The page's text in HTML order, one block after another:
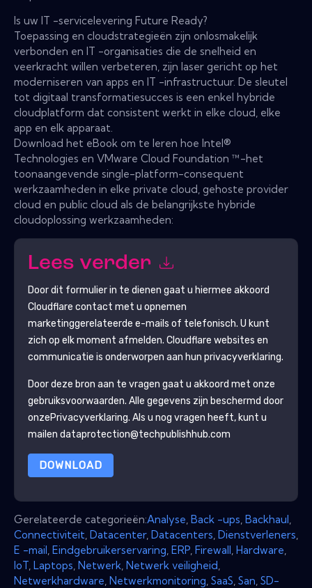
Is uw IT -servicelevering Future Ready?
Toepassing en cloudstrategieën zijn onlosmakelijk
verbonden en IT -organisaties die de snelheid en
veerkracht willen verbeteren, zijn laser gericht op het
moderniseren van apps en IT -infrastructuur. De sleutel
tot digitaal transformatiesucces is een enkel hybride
cloudplatform dat consistent werkt in elke cloud, elke
app en elk apparaat.
Download het eBook om te leren hoe Intel®
Technologies en VMware Cloud Foundation ™-het
toonaangevende single-platform-consequent
werkzaamheden in elke private cloud, gehoste provider
cloud en public cloud als de belangrijkste hybride
cloudoplossing werkzaamheden:
Lees verder
Door dit formulier in te dienen gaat u hiermee akkoord
Cloudflare contact met u opnemen
marketinggerelateerde e-mails of telefonisch. U kunt
zich op elk moment afmelden. Cloudflare websites en
communicatie is onderworpen aan hun privacyverklaring.
Door deze bron aan te vragen gaat u akkoord met onze
gebruiksvoorwaarden. Alle gegevens zijn beschermd door
onzePrivacyverklaring. Als u nog vragen heeft, kunt u
mailen dataprotection@techpublishhub.com
DOWNLOAD
Gerelateerde categorieën:Analyse Back -ups Backhaul
Connectiviteit Datacenter, Datacenters Dienstverleners
E -mail Eindgebruikerservaring ERP Firewall Hardware
IoT Laptops Netwerk Netwerk veiligheid
Netwerkhardware Netwerkmonitoring SaaS San SD-